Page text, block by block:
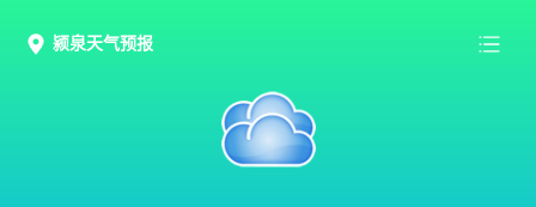
颍泉天气预报